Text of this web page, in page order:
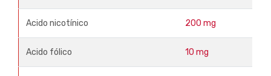
Acido nicotínico 200 mg
Acido fólico 10 mg